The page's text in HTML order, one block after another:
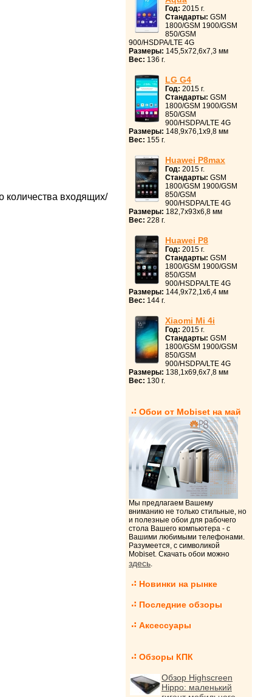
количества входящих/
Год: 2015 г.
Стандарты: GSM
1800/GSM 1900/GSM
850/GSM
900/HSDPA/LTE 4G
Размеры: 145,5x72,6x7,3 мм
Вес: 136 г.
LG G4
Год: 2015 г.
Стандарты: GSM
1800/GSM 1900/GSM
850/GSM
900/HSDPA/LTE 4G
Размеры: 148,9x76,1x9,8 мм
Вес: 155 г.
Huawei P8max
Год: 2015 г.
Стандарты: GSM
1800/GSM 1900/GSM
850/GSM
900/HSDPA/LTE 4G
Размеры: 182,7x93x6,8 мм
Вес: 228 г.
Huawei P8
Год: 2015 г.
Стандарты: GSM
1800/GSM 1900/GSM
850/GSM
900/HSDPA/LTE 4G
Размеры: 144,9x72,1x6,4 мм
Вес: 144 г.
Xiaomi Mi 4i
Год: 2015 г.
Стандарты: GSM
1800/GSM 1900/GSM
850/GSM
900/HSDPA/LTE 4G
Размеры: 138,1x69,6x7,8 мм
Вес: 130 г.
Обои от Mobiset на май
Мы предлагаем Вашему
вниманию не только стильные, но
и полезные обои для рабочего
стола Вашего компьютера - с
Вашими любимыми телефонами.
Разумеется, с символикой
Mobiset. Скачать обои можно
здесь.
Новинки на рынке
Последние обзоры
Аксессуары
Обзоры КПК
Обзор Highscreen
Hippo: маленький